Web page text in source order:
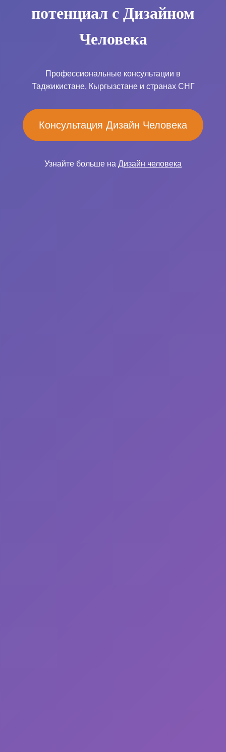
потенциал с Дизайном
Человека
Профессиональные консультации в
Таджикистане, Кыргызстане и странах СНГ
Консультация Дизайн Человека
Узнайте больше на Дизайн человека